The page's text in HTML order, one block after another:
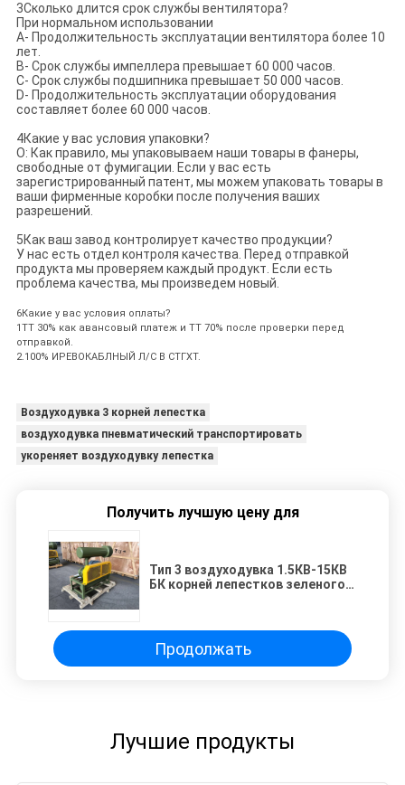
3Сколько длится срок службы вентилятора?
При нормальном использовании
A- Продолжительность эксплуатации вентилятора более 10
лет.
B- Срок службы импеллера превышает 60 000 часов.
C- Срок службы подшипника превышает 50 000 часов.
D- Продолжительность эксплуатации оборудования
составляет более 60 000 часов.
4Какие у вас условия упаковки?
О: Как правило, мы упаковываем наши товары в фанеры,
свободные от фумигации. Если у вас есть
зарегистрированный патент, мы можем упаковать товары в
ваши фирменные коробки после получения ваших
разрешений.
5Как ваш завод контролирует качество продукции?
У нас есть отдел контроля качества. Перед отправкой
продукта мы проверяем каждый продукт. Если есть
проблема качества, мы произведем новый.
6Какие у вас условия оплаты?
1TT 30% как авансовый платеж и TT 70% после проверки перед
отправкой.
2.100% ИРЕВОКАБЛНЫЙ Л/С В СТГХТ.
Воздуходувка 3 корней лепестка
воздуходувка пневматический транспортировать
укореняет воздуходувку лепестка
Получить лучшую цену для
Тип 3 воздуходувка 1.5КВ-15КВ
БК корней лепестков зеленого
энергопотреблением
Продолжать
Лучшие продукты